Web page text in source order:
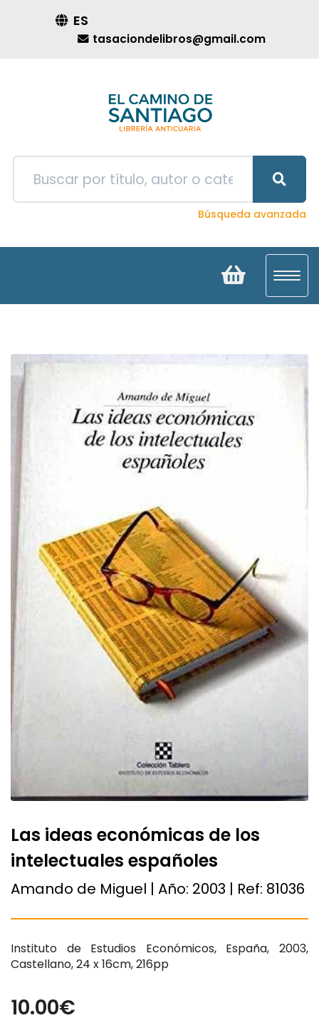
ES
tasaciondelibros@gmail.com
Búsqueda avanzada
Las ideas económicas de los
intelectuales españoles
Amando de Miguel | Año: 2003 | Ref: 81036
Instituto de Estudios Económicos, España, 2003,
Castellano, 24 x 16cm, 216pp
10.00€